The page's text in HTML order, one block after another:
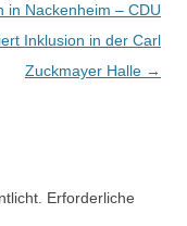
in Nackenheim – CDU
Inklusion in der Carl
Zuckmayer Halle →
Erforderliche